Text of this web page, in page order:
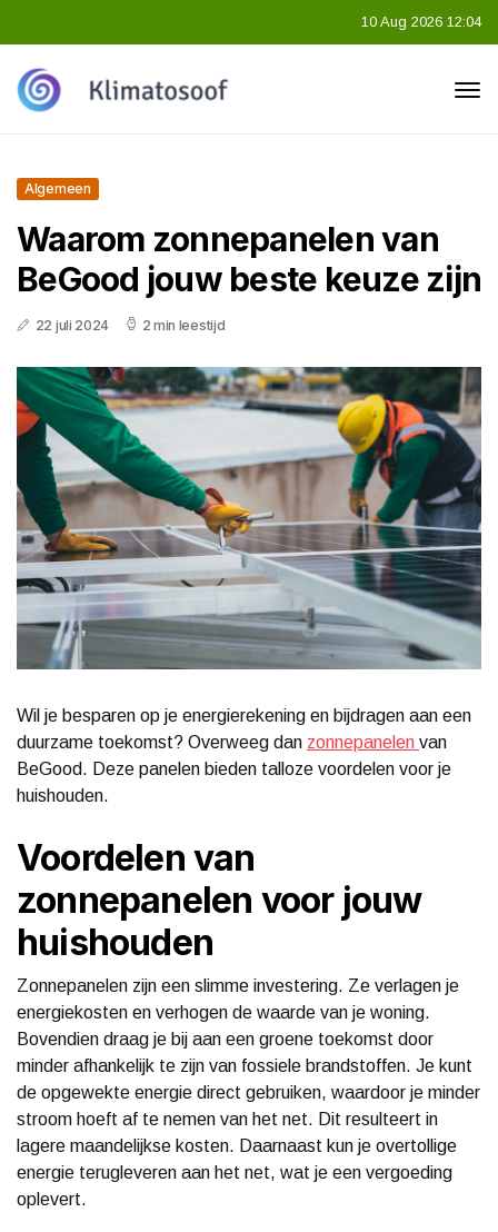
10 Aug 2026 12:04
Algemeen
Waarom zonnepanelen van
BeGood jouw beste keuze zijn
22 juli 2024 2 min leestijd
Wil je besparen op je energierekening en bijdragen aan een
duurzame toekomst? Overweeg dan zonnepanelen van
BeGood. Deze panelen bieden talloze voordelen voor je
huishouden.
Voordelen van
zonnepanelen voor jouw
huishouden
Zonnepanelen zijn een slimme investering. Ze verlagen je
energiekosten en verhogen de waarde van je woning.
Bovendien draag je bij aan een groene toekomst door
minder afhankelijk te zijn van fossiele brandstoffen. Je kunt
de opgewekte energie direct gebruiken, waardoor je minder
stroom hoeft af te nemen van het net. Dit resulteert in
lagere maandelijkse kosten. Daarnaast kun je overtollige
energie terugleveren aan het net, wat je een vergoeding
oplevert.